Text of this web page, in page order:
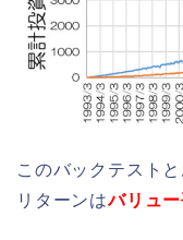
このバックテスト
リターンはバリュ